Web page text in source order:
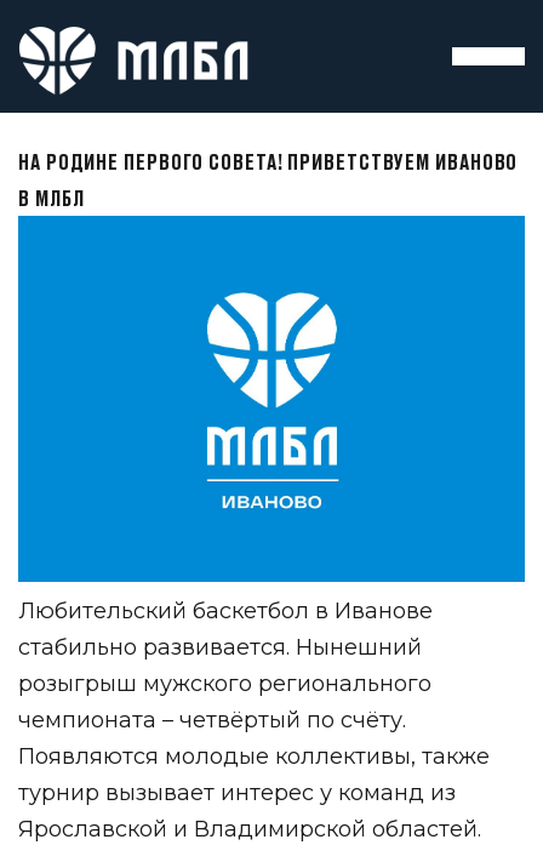
НА РОДИНЕ ПЕРВОГО СОВЕТА! ПРИВЕТСТВУЕМ ИВАНОВО
В МЛБЛ
Любительский баскетбол в Иванове
стабильно развивается. Нынешний
розыгрыш мужского регионального
чемпионата – четвёртый по счёту.
Появляются молодые коллективы, также
турнир вызывает интерес у команд из
Ярославской и Владимирской областей.